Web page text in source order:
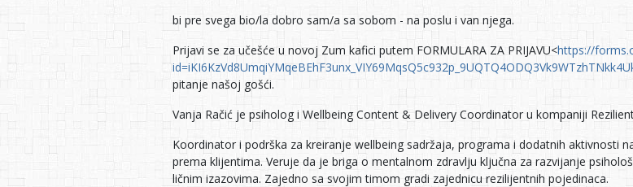
bi pre svega bio/la dobro sam/a sa sobom - na poslu i van njega.
Prijavi se za učešće u novoj Zum kafici putem FORMULARA ZA PRIJAVU<https://
pitanje našoj gošći.
Vanja Račić je psiholog i Wellbeing Content & Delivery Coordinator u kompaniji
Koordinator i podrška za kreiranje wellbeing sadržaja, programa i dodatnih aktivnosti
prema klijentima. Veruje da je briga o mentalnom zdravlju ključna za razvijanje
ličnim izazovima. Zajedno sa svojim timom gradi zajednicu rezilijentnih pojedinaca.